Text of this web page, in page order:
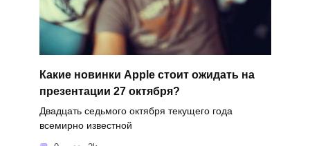
Какие новинки Apple стоит ожидать на
презентации 27 октября?
Двадцать седьмого октября текущего года
всемирно известной